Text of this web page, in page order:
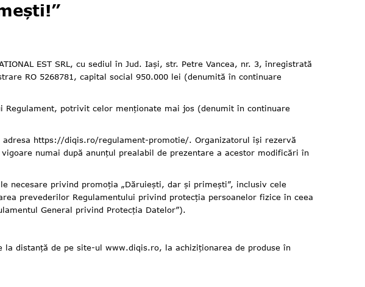
EST SRL, cu sediul în Jud. Iași, str. Petre Vancea, nr. 3, înregistrată
RO 5268781, capital social 950.000 lei (denumită în continuare
potrivit celor menționate mai jos (denumit în continuare
https://diqis.ro/regulament-promotie/. Organizatorul își rezervă
numai după anunțul prealabil de prezentare a acestor modificări în
privind promoția „Dăruiești, dar și primești”, inclusiv cele
prevederilor Regulamentului privind protecția persoanelor fizice în ceea
General privind Protecția Datelor”).
distanță de pe site-ul www.diqis.ro, la achiziționarea de produse în